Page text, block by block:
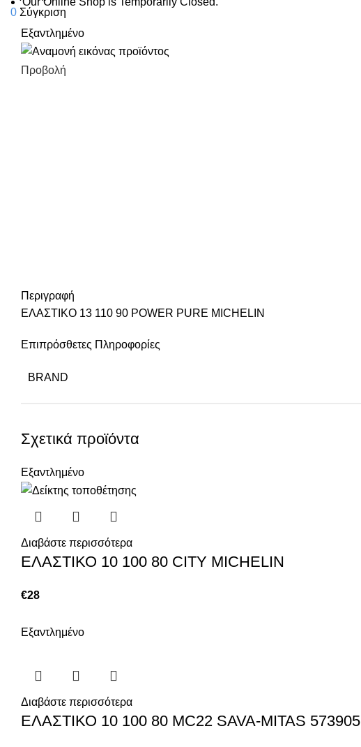
0 Σύγκριση
Εξαντλημένο
Προβολή
Περιγραφή
ΕΛΑΣΤΙΚΟ 13 110 90 POWER PURE MICHELIN
Επιπρόσθετες Πληροφορίες
BRAND
Σχετικά προϊόντα
Εξαντλημένο
Διαβάστε περισσότερα
ΕΛΑΣΤΙΚΟ 10 100 80 CITY MICHELIN
€28
Εξαντλημένο
Διαβάστε περισσότερα
ΕΛΑΣΤΙΚΟ 10 100 80 MC22 SAVA-MITAS 573905